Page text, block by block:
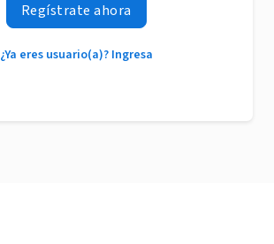
Regístrate ahora
¿Ya eres usuario(a)? Ingresa